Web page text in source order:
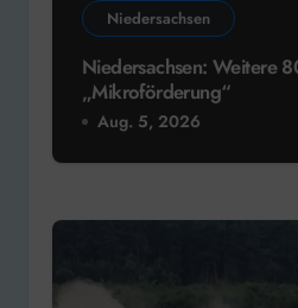
Niedersachsen
Niedersachsen: Weitere
„Mikroförderung“
Aug. 5, 2026